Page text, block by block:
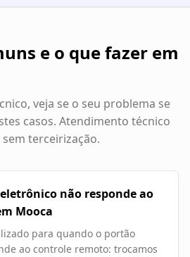
e o que fazer em
veja se o seu problema se
casos. Atendimento técnico
terceirização.
não responde ao
Mooca
para quando o portão
ao controle remoto: trocamos